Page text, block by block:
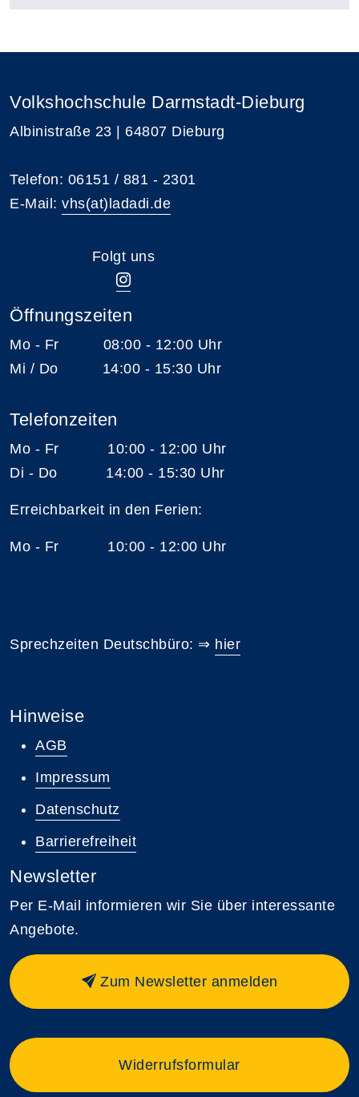
Volkshochschule Darmstadt-Dieburg
Albinistraße 23 | 64807 Dieburg
Telefon: 06151 / 881 - 2301
E-Mail: vhs(at)ladadi.de
Folgt uns
Öffnungszeiten
Mo - Fr 08:00 - 12:00 Uhr
Mi / Do 14:00 - 15:30 Uhr
Telefonzeiten
Mo - Fr 10:00 - 12:00 Uhr
Di - Do 14:00 - 15:30 Uhr
Erreichbarkeit in den Ferien:
Mo - Fr 10:00 - 12:00 Uhr
Sprechzeiten Deutschbüro: ⇒ hier
Hinweise
AGB
Impressum
Datenschutz
Barrierefreiheit
Newsletter
Per E-Mail informieren wir Sie über interessante
Angebote.
Zum Newsletter anmelden
Widerrufsformular